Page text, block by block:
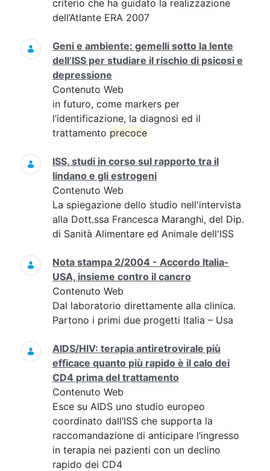
criterio che ha guidato la realizzazione
dell’Atlante ERA 2007
Geni e ambiente: gemelli sotto la lente
dell’ISS per studiare il rischio di psicosi e
depressione
Contenuto Web
in futuro, come markers per
l’identificazione, la diagnosi ed il
trattamento precoce
ISS, studi in corso sul rapporto tra il
lindano e gli estrogeni
Contenuto Web
La spiegazione dello studio nell'intervista
alla Dott.ssa Francesca Maranghi, del Dip.
di Sanità Alimentare ed Animale dell'ISS
Nota stampa 2/2004 - Accordo Italia-
USA, insieme contro il cancro
Contenuto Web
Dal laboratorio direttamente alla clinica.
Partono i primi due progetti Italia – Usa
AIDS/HIV: terapia antiretrovirale più
efficace quanto più rapido è il calo dei
CD4 prima del trattamento
Contenuto Web
Esce su AIDS uno studio europeo
coordinato dall’ISS che supporta la
raccomandazione di anticipare l’ingresso
in terapia nei pazienti con un declino
rapido dei CD4